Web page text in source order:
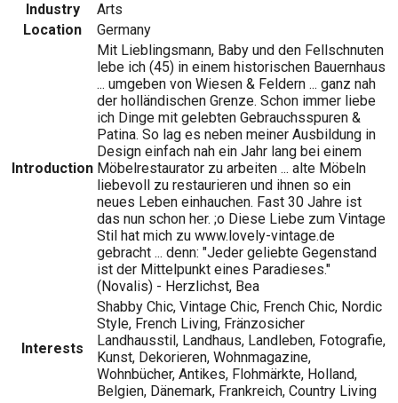
Industry
Arts
Location
Germany
Introduction
Mit Lieblingsmann, Baby und den Fellschnuten
lebe ich (45) in einem historischen Bauernhaus
... umgeben von Wiesen & Feldern ... ganz nah
der holländischen Grenze. Schon immer liebe
ich Dinge mit gelebten Gebrauchsspuren &
Patina. So lag es neben meiner Ausbildung in
Design einfach nah ein Jahr lang bei einem
Möbelrestaurator zu arbeiten ... alte Möbeln
liebevoll zu restaurieren und ihnen so ein
neues Leben einhauchen. Fast 30 Jahre ist
das nun schon her. ;o Diese Liebe zum Vintage
Stil hat mich zu www.lovely-vintage.de
gebracht ... denn: "Jeder geliebte Gegenstand
ist der Mittelpunkt eines Paradieses."
(Novalis) - Herzlichst, Bea
Interests
Shabby Chic, Vintage Chic, French Chic, Nordic
Style, French Living, Fränzosicher
Landhausstil, Landhaus, Landleben, Fotografie,
Kunst, Dekorieren, Wohnmagazine,
Wohnbücher, Antikes, Flohmärkte, Holland,
Belgien, Dänemark, Frankreich, Country Living